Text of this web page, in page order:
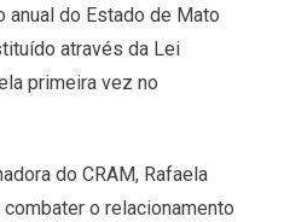
do Estado de Mato
através da Lei
primeira vez no
do CRAM, Rafaela
o relacionamento